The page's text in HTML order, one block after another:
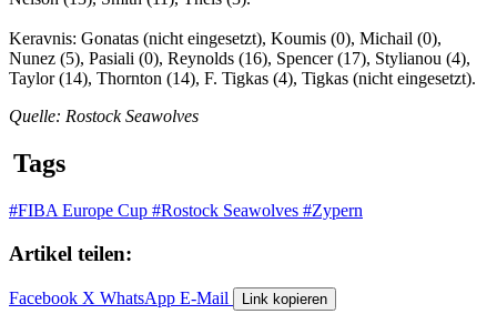
Keravnis: Gonatas (nicht eingesetzt), Koumis (0), Michail (0),
Nunez (5), Pasiali (0), Reynolds (16), Spencer (17), Stylianou (4),
Taylor (14), Thornton (14), F. Tigkas (4), Tigkas (nicht eingesetzt).
Quelle: Rostock Seawolves
Tags
#FIBA Europe Cup #Rostock Seawolves #Zypern
Artikel teilen:
Facebook X WhatsApp E-Mail Link kopieren